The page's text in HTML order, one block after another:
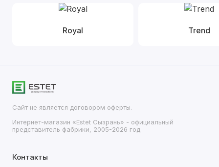
Royal Trend
Сайт не является договором оферты.
Интернет-магазин «Estet Сызрань» - официальный
представитель фабрики, 2005-2026 год
Контакты